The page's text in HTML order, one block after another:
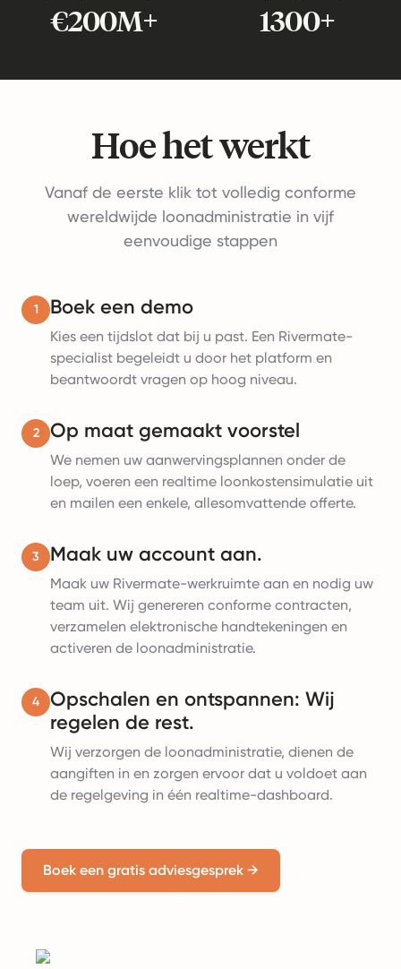
€200M+ 1300+
Hoe het werkt
Vanaf de eerste klik tot volledig conforme
wereldwijde loonadministratie in vijf
eenvoudige stappen
1 Boek een demo
Kies een tijdslot dat bij u past. Een Rivermate-
specialist begeleidt u door het platform en
beantwoordt vragen op hoog niveau.
2 Op maat gemaakt voorstel
We nemen uw aanwervingsplannen onder de
loep, voeren een realtime loonkostensimulatie uit
en mailen een enkele, allesomvattende offerte.
3 Maak uw account aan.
Maak uw Rivermate-werkruimte aan en nodig uw
team uit. Wij genereren conforme contracten,
verzamelen elektronische handtekeningen en
activeren de loonadministratie.
4
Opschalen en ontspannen: Wij
regelen de rest.
Wij verzorgen de loonadministratie, dienen de
aangiften in en zorgen ervoor dat u voldoet aan
de regelgeving in één realtime-dashboard.
Boek een gratis adviesgesprek →